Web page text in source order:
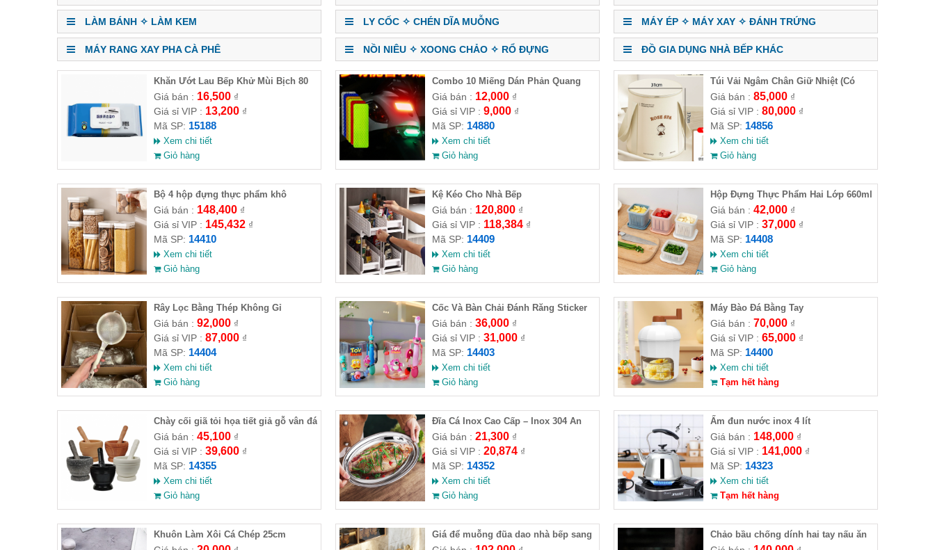
LÀM BÁNH ✧ LÀM KEM LY CỐC ✧ CHÉN DĨA MUỖNG MÁY ÉP ✧ MÁY XAY ✧ ĐÁNH TRỨNG
MÁY RANG XAY PHA CÀ PHÊ NỒI NIÊU ✧ XOONG CHẢO ✧ RỔ ĐỰNG ĐỒ GIA DỤNG NHÀ BẾP KHÁC
Khăn Ướt Lau Bếp Khử Mùi Bịch 80
Tờ( HĐ )
Giá bán : 16,500₫
Giá sỉ VIP : 13,200₫
Mã SP: 15188
Xem chi tiết
Giỏ hàng
Combo 10 Miếng Dán Phản Quang
Cảnh Báo An Toàn Ban Đêm
Giá bán : 12,000₫
Giá sỉ VIP : 9,000₫
Mã SP: 14880
Xem chi tiết
Giỏ hàng
Túi Vải Ngâm Chân Giữ Nhiệt (Có
Nắp)
Giá bán : 85,000₫
Giá sỉ VIP : 80,000₫
Mã SP: 14856
Xem chi tiết
Giỏ hàng
Bộ 4 hộp đựng thực phẩm khô
Giá bán : 148,400₫
Giá sỉ VIP : 145,432₫
Mã SP: 14410
Xem chi tiết
Giỏ hàng
Kệ Kéo Cho Nhà Bếp
Giá bán : 120,800₫
Giá sỉ VIP : 118,384₫
Mã SP: 14409
Xem chi tiết
Giỏ hàng
Hộp Đựng Thực Phẩm Hai Lớp 660ml
Giá bán : 42,000₫
Giá sỉ VIP : 37,000₫
Mã SP: 14408
Xem chi tiết
Giỏ hàng
Rây Lọc Bằng Thép Không Gỉ
Giá bán : 92,000₫
Giá sỉ VIP : 87,000₫
Mã SP: 14404
Xem chi tiết
Giỏ hàng
Cốc Và Bàn Chải Đánh Răng Sticker
Cho Bé
Giá bán : 36,000₫
Giá sỉ VIP : 31,000₫
Mã SP: 14403
Xem chi tiết
Giỏ hàng
Máy Bào Đá Bằng Tay
Giá bán : 70,000₫
Giá sỉ VIP : 65,000₫
Mã SP: 14400
Xem chi tiết
Tạm hết hàng
Chày cối giã tỏi họa tiết giả gỗ vân đá
( HĐ )
Giá bán : 45,100₫
Giá sỉ VIP : 39,600₫
Mã SP: 14355
Xem chi tiết
Giỏ hàng
Đĩa Cá Inox Cao Cấp – Inox 304 An
Toàn, Sang Trọng
Giá bán : 21,300₫
Giá sỉ VIP : 20,874₫
Mã SP: 14352
Xem chi tiết
Giỏ hàng
Ấm đun nước inox 4 lít
Giá bán : 148,000₫
Giá sỉ VIP : 141,000₫
Mã SP: 14323
Xem chi tiết
Tạm hết hàng
Khuôn Làm Xôi Cá Chép 25cm
Giá để muỗng đũa dao nhà bếp sang
Chảo bầu chống dính hai tay nấu ăn